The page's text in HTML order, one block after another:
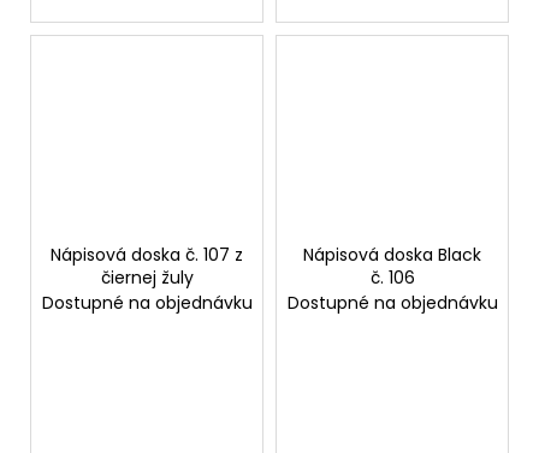
Nápisová doska č. 107 z
čiernej žuly
Dostupné na objednávku
Nápisová doska Black
č. 106
Dostupné na objednávku